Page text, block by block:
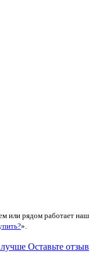
или рядом работает наш
».
Оставьте отзыв